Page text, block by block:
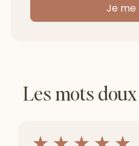
Je me
Les mots